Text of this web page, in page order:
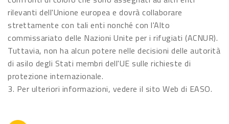
rilevanti dell'Unione europea e dovrà collaborare
strettamente con tali enti nonché con l'Alto
commissariato delle Nazioni Unite per i rifugiati (ACNUR).
Tuttavia, non ha alcun potere nelle decisioni delle autorità
di asilo degli Stati membri dell'UE sulle richieste di
protezione internazionale.
3. Per ulteriori informazioni, vedere il sito Web di EASO.